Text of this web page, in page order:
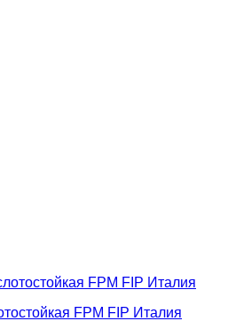
FPM FIP Италия